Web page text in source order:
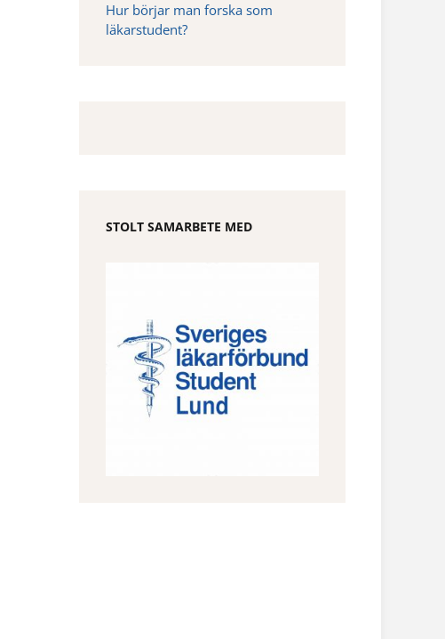
Hur börjar man forska som
läkarstudent?
STOLT SAMARBETE MED